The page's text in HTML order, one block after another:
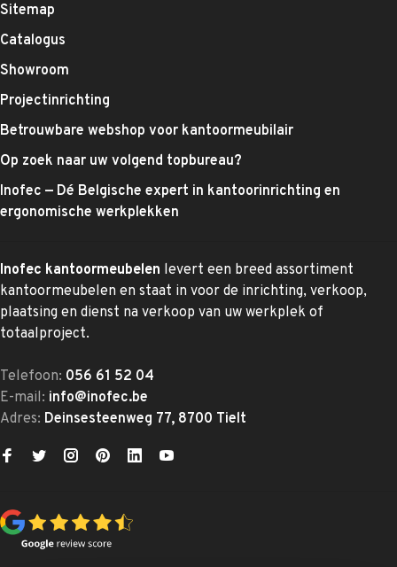
Sitemap
Catalogus
Showroom
Projectinrichting
Betrouwbare webshop voor kantoormeubilair
Op zoek naar uw volgend topbureau?
Inofec — Dé Belgische expert in kantoorinrichting en
ergonomische werkplekken
Inofec kantoormeubelen levert een breed assortiment
kantoormeubelen en staat in voor de inrichting, verkoop,
plaatsing en dienst na verkoop van uw werkplek of
totaalproject.
Telefoon: 056 61 52 04
E-mail: info@inofec.be
Adres: Deinsesteenweg 77, 8700 Tielt